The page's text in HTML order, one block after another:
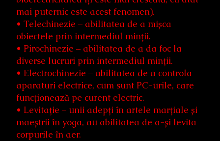
mai puternic este acest fenomen).
• Telechinezie – abilitatea de a mișca
obiectele prin intermediul minții.
• Pirochinezie – abilitatea de a da foc la
diverse lucruri prin intermediul minții.
• Electrochinezie – abilitatea de a controla
aparaturi electrice, cum sunt PC-urile, care
funcționează pe curent electric.
• Levitație – unii adepți în artele marțiale și
maeștrii în yoga, au abilitatea de a-și levita
corpurile în aer.